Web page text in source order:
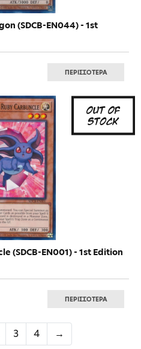
(SDCB-EN044) - 1st
ΠΕΡΙΣΣΟΤΕΡΑ
(SDCB-EN001) - 1st Edition
ΠΕΡΙΣΣΟΤΕΡΑ
3 4 →